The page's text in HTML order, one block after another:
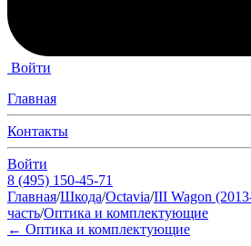
Войти
Главная
Контакты
Войти
8 (495) 150-45-71
Главная/Шкода/Octavia/III Wagon
часть/Оптика и комплектующие
← Оптика и комплектующие